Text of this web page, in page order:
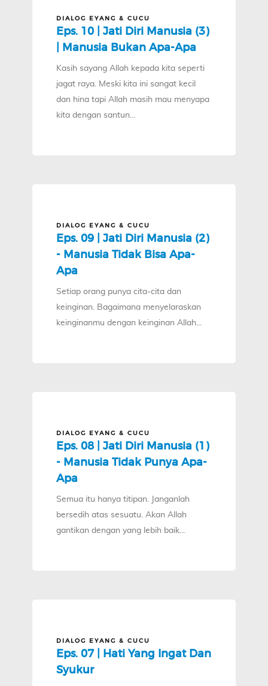
DIALOG EYANG & CUCU
Eps. 10 | Jati Diri Manusia (3)
| Manusia Bukan Apa-Apa
Kasih sayang Allah kepada kita seperti
jagat raya. Meski kita ini sangat kecil
dan hina tapi Allah masih mau menyapa
kita dengan santun...
DIALOG EYANG & CUCU
Eps. 09 | Jati Diri Manusia (2)
- Manusia Tidak Bisa Apa-
Apa
Setiap orang punya cita-cita dan
keinginan. Bagaimana menyelaraskan
keinginanmu dengan keinginan Allah...
DIALOG EYANG & CUCU
Eps. 08 | Jati Diri Manusia (1)
- Manusia Tidak Punya Apa-
Apa
Semua itu hanya titipan. Janganlah
bersedih atas sesuatu. Akan Allah
gantikan dengan yang lebih baik...
DIALOG EYANG & CUCU
Eps. 07 | Hati Yang Ingat Dan
Syukur